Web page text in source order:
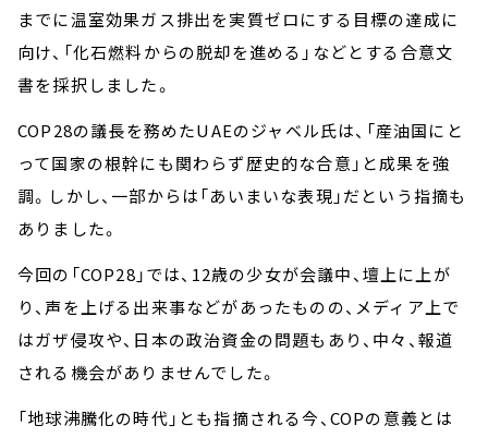
までに温室効果ガス排出を実質ゼロにする目標の達成に
向け、「化石燃料からの脱却を進める」などとする合意文
書を採択しました。
COP28の議長を務めたUAEのジャベル氏は、「産油国にと
って国家の根幹にも関わらず歴史的な合意」と成果を強
調。しかし、一部からは「あいまいな表現」だという指摘も
ありました。
今回の「COP28」では、12歳の少女が会議中、壇上に上が
り、声を上げる出来事などがあったものの、メディア上で
はガザ侵攻や、日本の政治資金の問題もあり、中々、報道
される機会がありませんでした。
「地球沸騰化の時代」とも指摘される今、COPの意義とは